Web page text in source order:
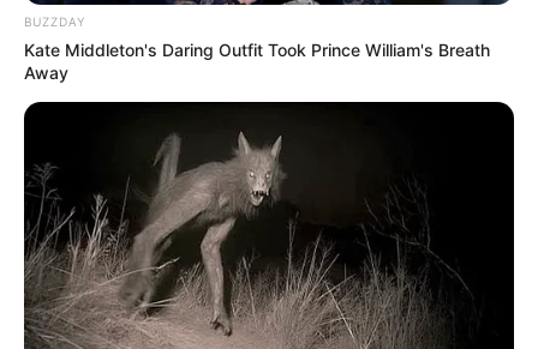
BUZZDAY
Kate Middleton's Daring Outfit Took Prince William's Breath
Away